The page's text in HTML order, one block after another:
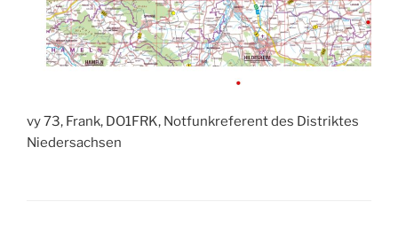
vy 73, Frank, DO1FRK, Notfunkreferent des Distriktes
Niedersachsen